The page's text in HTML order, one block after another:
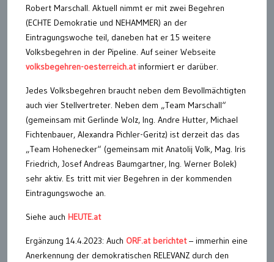
Robert Marschall. Aktuell nimmt er mit zwei Begehren
(ECHTE Demokratie und NEHAMMER) an der
Eintragungswoche teil, daneben hat er 15 weitere
Volksbegehren in der Pipeline. Auf seiner Webseite
volksbegehren-oesterreich.atinformiert er darüber.
Jedes Volksbegehren braucht neben dem Bevollmächtigten
auch vier Stellvertreter. Neben dem „Team Marschall“
(gemeinsam mit Gerlinde Wolz, Ing. Andre Hutter, Michael
Fichtenbauer, Alexandra Pichler-Geritz) ist derzeit das das
„Team Hohenecker“ (gemeinsam mit Anatolij Volk, Mag. Iris
Friedrich, Josef Andreas Baumgartner, Ing. Werner Bolek)
sehr aktiv. Es tritt mit vier Begehren in der kommenden
Eintragungswoche an.
Siehe auch HEUTE.at
Ergänzung 14.4.2023: Auch ORF.at berichtet– immerhin eine
Anerkennung der demokratischen RELEVANZ durch den